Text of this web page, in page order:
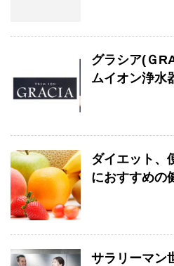
グラシア(Ｇ
ムイオン浄水
ダイエット、
におすすめの
サラリーマン